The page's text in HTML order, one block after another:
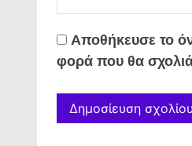
Αποθήκευσε το
φορά που θα